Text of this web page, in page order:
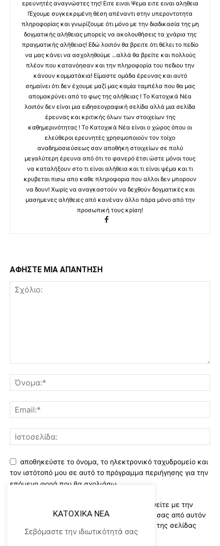
ερευνητές αναγνώστες της! Ειτε ειναι Ψεμα ειτε ειναι αληθεια
!Έχουμε συγκεκριμένη θέση απέναντι στην υπεροντοτητα
πληροφορίας και γνωρίζουμε ότι μόνο με την διαδικασία της μη
δογματικής αλήθειας μπορείς να ακολουθήσεις τα χνάρια της
πραγματικής αλήθειας! Εδώ λοιπόν θα βρειτε ότι θέλει το πεδίο
να μας κάνει να ασχοληθούμε ...αλλά θα βρείτε και πολλούς
πλέον που κατανόησαν και την πληροφορία του πεδιου την
κάνουν κομματάκια! Είμαστε ομάδα έρευνας και αυτό
σημαίνει ότι δεν έχουμε μαζί μας καμία ταμπέλα που θα μας
απομακρύνει από το φως της αλήθειας ! Το Κατοχικά Νέα
λοιπόν δεν είναι μια ειδησεογραφική σελίδα αλλά μια σελίδα
έρευνας και κριτικής όλων των στοιχείων της
καθημερινότητας ! Το Κατοχικά Νέα είναι ο χώρος όπου οι
ελεύθεροι ερευνητές χρησιμοποιούν τον τοίχο
αναδημοσιεύσεως σαν αποθήκη στοιχείων σε πολύ
μεγαλύτερη έρευνα από ότι το φανερό έτσι ώστε μόνοι τους
να καταλήξουν στο τι είναι αλήθεια και τι είναι ψέμα και τι
κρυβεται πισω απο καθε πληροφορια που αλλοι δεν μπορουν
να δουν! Χωρίς να αναγκαστούν να δεχθούν δογματικές και
μασημενες αλήθειες από κανέναν άλλο πάρα μόνο από την
προσωπική τους κρίση!
ΑΦΗΣΤΕ ΜΙΑ ΑΠΑΝΤΗΣΗ
αποθηκεύστε το όνομα, το ηλεκτρονικό ταχυδρομείο και
τον ιστότοπό μου σε αυτό το πρόγραμμα περιήγησης για την
επόμενη φορά που θα σχολιάσω.
Χρησιμοποιώντας αυτό το έντυπο συμφωνείτε με την
αποθήκευση και χειρισμό των δεδομένων σας από αυτόν
τον ιστότοπο..Διαβάστε του ορους χρήσης της σελίδας
μας*
KATOXIKA NEA
Σεβόμαστε την ιδιωτικότητά σας